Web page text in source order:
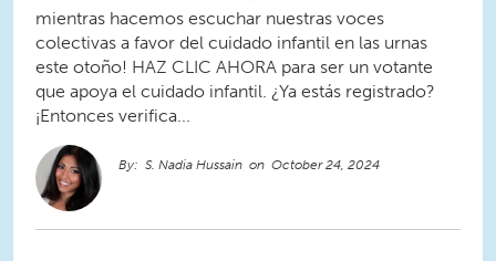
mientras hacemos escuchar nuestras voces
colectivas a favor del cuidado infantil en las urnas
este otoño! HAZ CLIC AHORA para ser un votante
que apoya el cuidado infantil. ¿Ya estás registrado?
¡Entonces verifica...
S. Nadia Hussain October 24, 2024